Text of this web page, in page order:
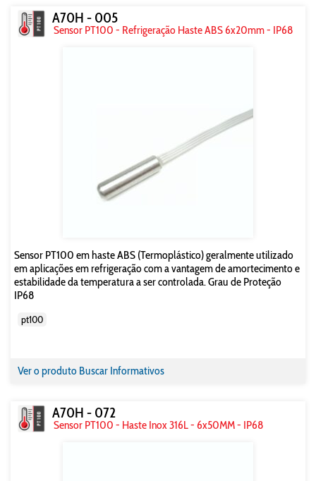
A70H - 005
Sensor PT100 - Refrigeração Haste ABS 6x20mm - IP68
Sensor PT100 em haste ABS (Termoplástico) geralmente utilizado
em aplicações em refrigeração com a vantagem de amortecimento e
estabilidade da temperatura a ser controlada. Grau de Proteção
IP68
pt100
Ver o produto Buscar Informativos
A70H - 072
Sensor PT100 - Haste Inox 316L - 6x50MM - IP68